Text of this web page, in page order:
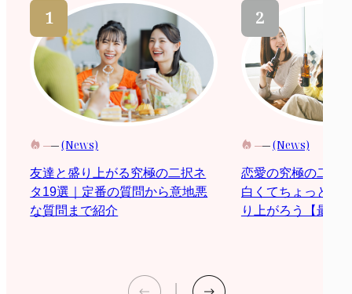
(News)
友達と盛り上がる究極の二択ネ
タ19選｜定番の質問から意地悪
な質問まで紹介
(News)
恋愛の究極の二択
白くてちょっと際
り上がろう【最新